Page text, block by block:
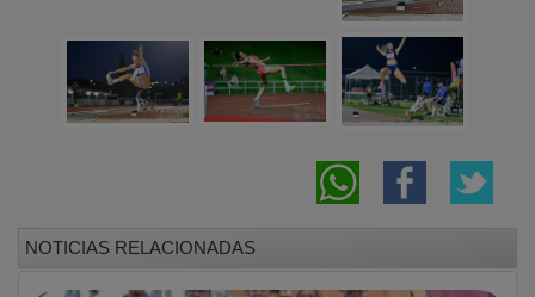
NOTICIAS RELACIONADAS